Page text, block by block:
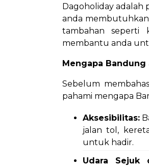
Dagoholiday adalah
anda
tambahan seperti
membantu anda
Mengapa
Sebelum
pahami mengapa
Aksesibilitas:
jalan tol,
untuk hadir.
Udara Sejuk